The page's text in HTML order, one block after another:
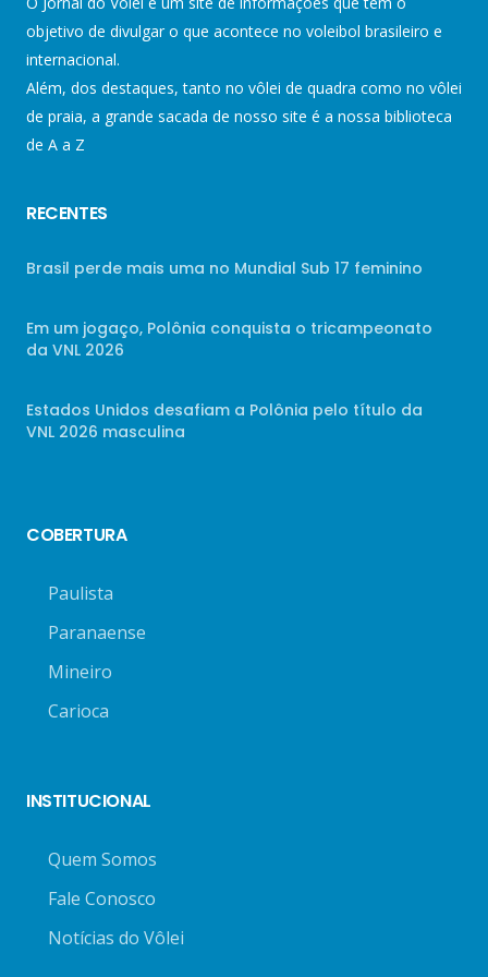
objetivo de divulgar o que acontece no voleibol brasileiro e
internacional.
Além, dos destaques, tanto no vôlei de quadra como no vôlei
de praia, a grande sacada de nosso site é a nossa biblioteca
de A a Z
RECENTES
Brasil perde mais uma no Mundial Sub 17 feminino
Em um jogaço, Polônia conquista o tricampeonato
da VNL 2026
Estados Unidos desafiam a Polônia pelo título da
VNL 2026 masculina
COBERTURA
Paulista
Paranaense
Mineiro
Carioca
INSTITUCIONAL
Quem Somos
Fale Conosco
Notícias do Vôlei